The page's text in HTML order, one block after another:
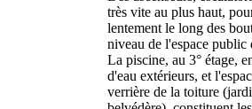
très vite au plus haut,
lentement le long des
niveau de l'espace public
La piscine, au 3° étage,
d'eau extérieurs, et
verrière de la toiture